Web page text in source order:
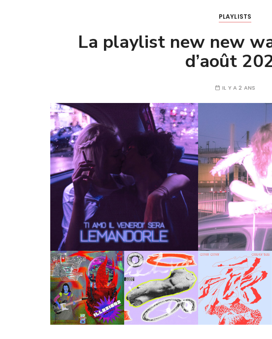
PLAYLISTS
La playlist new new
d’août
IL Y A 2 ANS